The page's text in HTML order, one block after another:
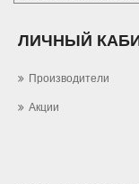
ЛИЧНЫЙ
Производители
Акции